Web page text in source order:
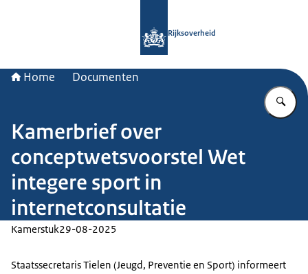
Rijksoverheid
Home Documenten
Kamerbrief over
conceptwetsvoorstel Wet
integere sport in
internetconsultatie
Kamerstuk29-08-2025
Staatssecretaris Tielen (Jeugd, Preventie en Sport) informeert